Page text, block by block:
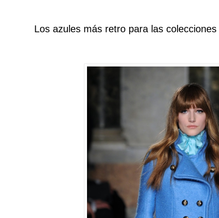
Los azules más retro para las